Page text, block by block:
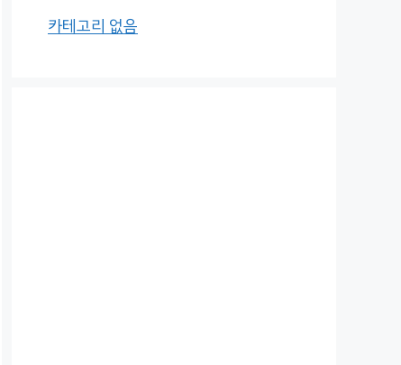
카테고리 없음